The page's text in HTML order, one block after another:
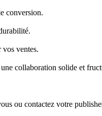
conversion.
ventes.
collaboration solide et
ou contactez votre